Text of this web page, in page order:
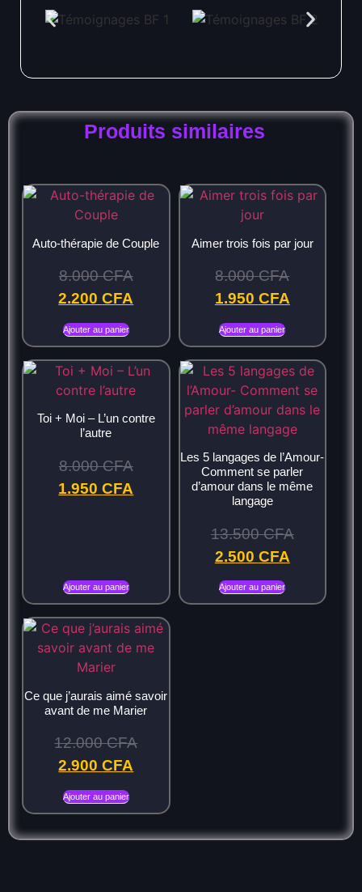
Produits similaires
Auto-thérapie de Couple
8.000CFA
2.200CFA
Ajouter au panier
Aimer trois fois par jour
8.000CFA
1.950 CFA
Ajouter au panier
Toi + Moi – L’un contre
l’autre
8.000CFA
1.950CFA
Ajouter au panier
Les 5 langages de l’Amour-
Comment se parler
d’amour dans le même
langage
13.500CFA
2.500 CFA
Ajouter au panier
Ce que j’aurais aimé savoir
avant de me Marier
12.000CFA
2.900CFA
Ajouter au panier